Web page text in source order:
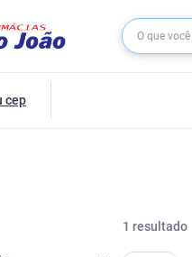
cep
1 resultado